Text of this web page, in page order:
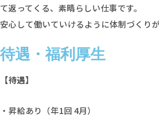
て返ってくる、素晴らしい仕事です。
安心して働いていけるように体制づくり
待遇・福利厚生
【待遇】
・昇給あり（年1回 4月）